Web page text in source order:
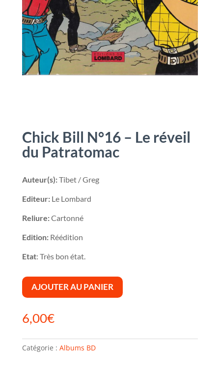
Chick Bill N°16 – Le réveil
du Patratomac
Auteur(s):Tibet / Greg
Editeur:Le Lombard
Reliure:Cartonné
Edition:Réédition
Etat: Très bon état.
AJOUTER AU PANIER
6,00€
Catégorie : Albums BD